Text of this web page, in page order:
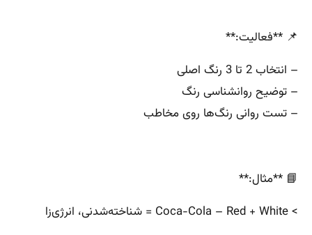
📌 **فعالیت:**
– انتخاب 2 تا 3 رنگ اصلی
– توضیح روانشناسی رنگ
– تست روانی رنگ‌ها روی مخاطب
📘 **مثال:**
> Coca-Cola – Red + White = شناخته‌شدنی، انرژی‌زا